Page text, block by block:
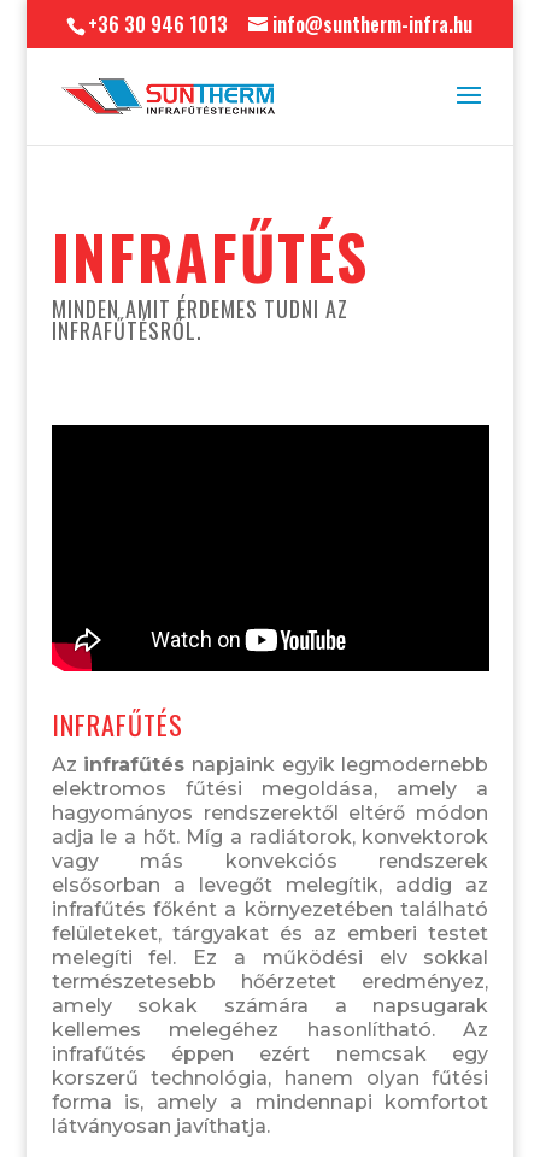
+36 30 946 1013 info@suntherm-infra.hu
INFRAFŰTÉS
MINDEN AMIT ÉRDEMES TUDNI AZ
INFRAFŰTÉSRŐL.
INFRAFŰTÉS
Az infrafűtés napjaink egyik legmodernebb
elektromos fűtési megoldása, amely a
hagyományos rendszerektől eltérő módon
adja le a hőt. Míg a radiátorok, konvektorok
vagy más konvekciós rendszerek
elsősorban a levegőt melegítik, addig az
infrafűtés főként a környezetében található
felületeket, tárgyakat és az emberi testet
melegíti fel. Ez a működési elv sokkal
természetesebb hőérzetet eredményez,
amely sokak számára a napsugarak
kellemes melegéhez hasonlítható. Az
infrafűtés éppen ezért nemcsak egy
korszerű technológia, hanem olyan fűtési
forma is, amely a mindennapi komfortot
látványosan javíthatja.